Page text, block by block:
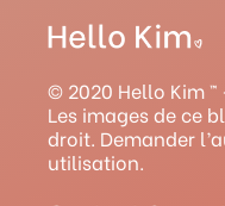
t
a
g
r
a
m
t
u
b
e
© 2020 Hello Kim ™
Les images de ce
droit. Demander
utilisation.